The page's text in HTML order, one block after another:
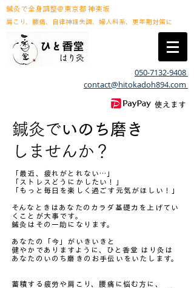
鍼灸で全身調整＠東京都 神楽坂
肩こり、腰痛、自律神経失調、婦人科系、更年期対策に
050-7132-9408
contact@hitokadoh894.com
使えます
鍼灸でいのち磨き
​しませんか？
「最近、疲れがとれない…」
「ストレスどうにかしたい！」
「もっと毎日を楽しく過ごす元気がほしい！」
そんなときはあなたのカラダ基礎力を上げてい
くことが大事です。
鍼灸はその一助になります。
あなたの「今」がいきいきと
健やかでありますように、ひと香堂 はり灸は
あなたのいのち磨きのお手伝いをいたします。​
蓄積する疲労や肩こり、腰痛に悩む方に、